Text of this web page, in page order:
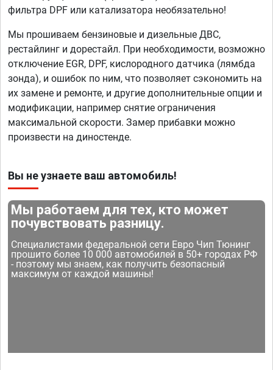
фильтра DPF или катализатора необязательно!
Мы прошиваем бензиновые и дизельные ДВС,
рестайлинг и дорестайл. При необходимости, возможно
отключение EGR, DPF, кислородного датчика (лямбда
зонда), и ошибок по ним, что позволяет сэкономить на
их замене и ремонте, и другие дополнительные опции и
модификации, например снятие ограничения
максимальной скорости. Замер прибавки можно
произвести на диностенде.
Вы не узнаете ваш автомобиль!
Мы работаем для тех, кто может
почувствовать разницу.
Специалистами федеральной сети Евро Чип Тюнинг
прошито более 10 000 автомобилей в 50+ городах РФ
- поэтому мы знаем, как получить безопасный
максимум от каждой машины!